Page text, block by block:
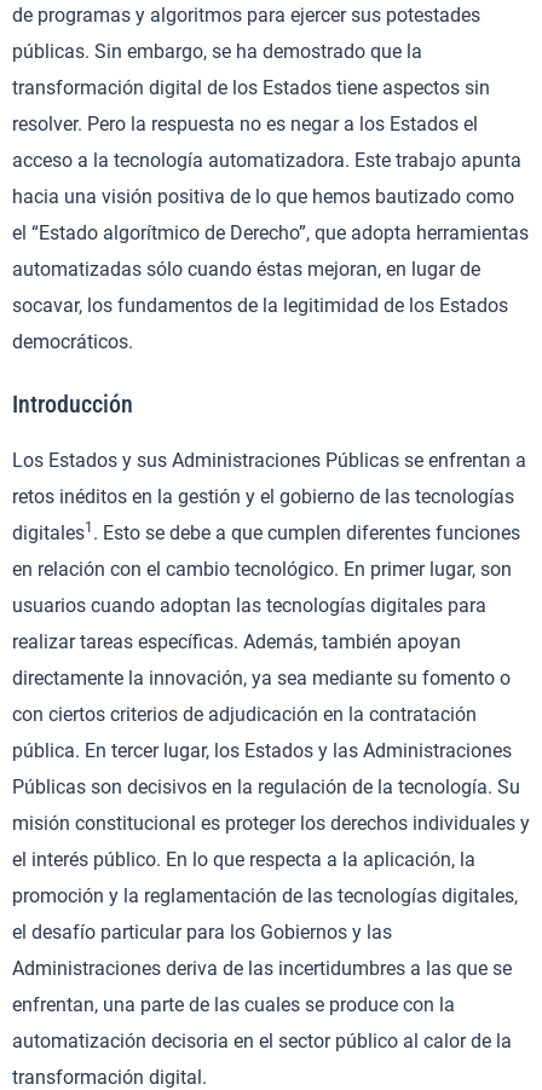
de programas y algoritmos para ejercer sus potestades
públicas. Sin embargo, se ha demostrado que la
transformación digital de los Estados tiene aspectos sin
resolver. Pero la respuesta no es negar a los Estados el
acceso a la tecnología automatizadora. Este trabajo apunta
hacia una visión positiva de lo que hemos bautizado como
el “Estado algorítmico de Derecho”, que adopta herramientas
automatizadas sólo cuando éstas mejoran, en lugar de
socavar, los fundamentos de la legitimidad de los Estados
democráticos.
Introducción
Los Estados y sus Administraciones Públicas se enfrentan a
retos inéditos en la gestión y el gobierno de las tecnologías
digitales1 . Esto se debe a que cumplen diferentes funciones
en relación con el cambio tecnológico. En primer lugar, son
usuarios cuando adoptan las tecnologías digitales para
realizar tareas específicas. Además, también apoyan
directamente la innovación, ya sea mediante su fomento o
con ciertos criterios de adjudicación en la contratación
pública. En tercer lugar, los Estados y las Administraciones
Públicas son decisivos en la regulación de la tecnología. Su
misión constitucional es proteger los derechos individuales y
el interés público. En lo que respecta a la aplicación, la
promoción y la reglamentación de las tecnologías digitales,
el desafío particular para los Gobiernos y las
Administraciones deriva de las incertidumbres a las que se
enfrentan, una parte de las cuales se produce con la
automatización decisoria en el sector público al calor de la
transformación digital.